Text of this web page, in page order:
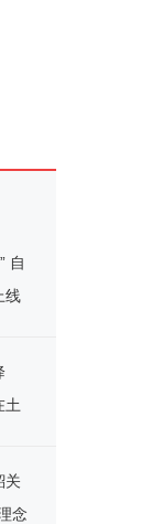
自
线
土
关
念